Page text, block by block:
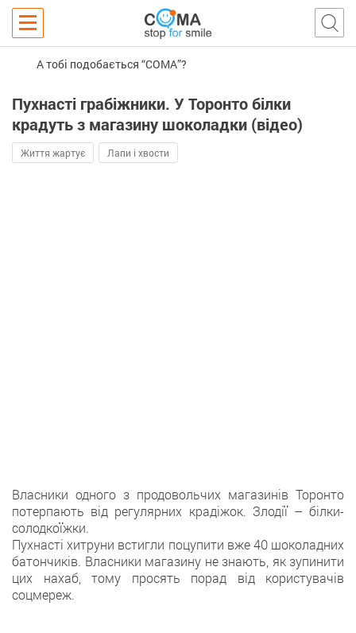
А тобі подобається “COMA”?
Пухнасті грабіжники. У Торонто білки
крадуть з магазину шоколадки (відео)
Життя жартує Лапи і хвости
Власники одного з продовольчих магазинів Торонто
потерпають від регулярних крадіжок. Злодії – білки-
солодкоїжки.
Пухнасті хитруни встигли поцупити вже 40 шоколадних
батончиків. Власники магазину не знають, як зупинити
цих нахаб, тому просять порад від користувачів
соцмереж.